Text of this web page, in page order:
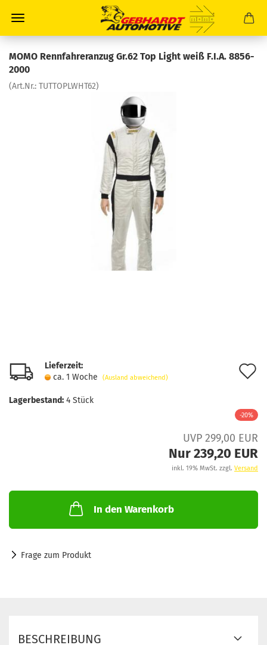
MOMO Rennfahreranzug Gr.62 Top Light weiß F.I.A. 8856-
2000
(Art.Nr.: TUTTOPLWHT62)
Lieferzeit:
ca. 1 Woche
(Ausland abweichend)
Lagerbestand: 4 Stück
-20%
UVP 299,00 EUR
Nur 239,20 EUR
inkl. 19% MwSt. zzgl. Versand
In den Warenkorb
Frage zum Produkt
BESCHREIBUNG